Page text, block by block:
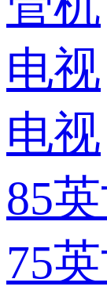
电视
电视
85
75